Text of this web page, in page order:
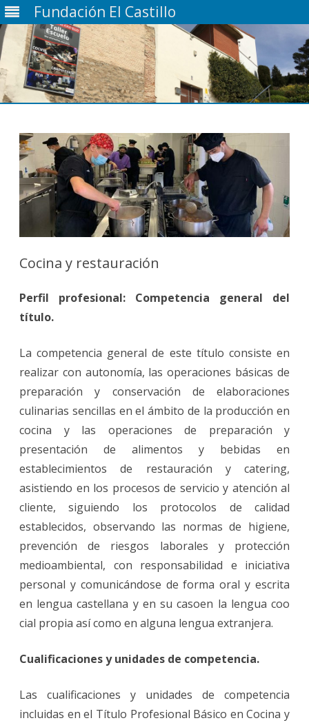
Fundación El Castillo
Cocina y restauración
Perfil profesional: Competencia general del
título.
La competencia general de este título consiste en
realizar con autonomía, las operaciones básicas de
preparación y conservación de elaboraciones
culinarias sencillas en el ámbito de la producción en
cocina y las operaciones de preparación y
presentación de alimentos y bebidas en
establecimientos de restauración y catering,
asistiendo en los procesos de servicio y atención al
cliente, siguiendo los protocolos de calidad
establecidos, observando las normas de higiene,
prevención de riesgos laborales y protección
medioambiental, con responsabilidad e iniciativa
personal y comunicándose de forma oral y escrita
en lengua castellana y en su casoen la lengua coo
cial propia así como en alguna lengua extranjera.
Cualificaciones y unidades de competencia.
Las cualificaciones y unidades de competencia
incluidas en el Título Profesional Básico en Cocina y